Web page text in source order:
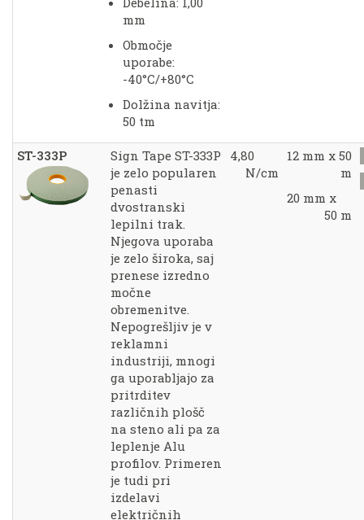
mm
Območje
uporabe:
-40°C/+80°C
Dolžina navitja:
50 tm
ST-333P
Sign Tape ST-333P
je zelo popularen
penasti
dvostranski
lepilni trak.
Njegova uporaba
je zelo široka, saj
prenese izredno
močne
obremenitve.
Nepogrešljiv je v
reklamni
industriji, mnogi
ga uporabljajo za
pritrditev
različnih plošč
na steno ali pa za
leplenje Alu
profilov. Primeren
je tudi pri
izdelavi
električnih
4,80
N/cm
12 mm x 50
m
20 mm x
50 m